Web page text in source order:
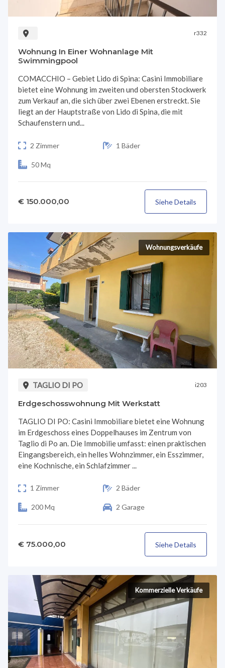
r332
Wohnung In Einer Wohnanlage Mit
Swimmingpool
COMACCHIO – Gebiet Lido di Spina: Casini Immobiliare
bietet eine Wohnung im zweiten und obersten Stockwerk
zum Verkauf an, die sich über zwei Ebenen erstreckt. Sie
liegt an der Hauptstraße von Lido di Spina, die mit
Schaufenstern und...
2 Zimmer 1 Bäder
50 Mq
€ 150.000,00 Siehe Details
Wohnungsverkäufe
TAGLIO DI PO i203
Erdgeschosswohnung Mit Werkstatt
TAGLIO DI PO: Casini Immobiliare bietet eine Wohnung
im Erdgeschoss eines Doppelhauses im Zentrum von
Taglio di Po an. Die Immobilie umfasst: einen praktischen
Eingangsbereich, ein helles Wohnzimmer, ein Esszimmer,
eine Kochnische, ein Schlafzimmer ...
1 Zimmer 2 Bäder
200 Mq 2 Garage
€ 75.000,00 Siehe Details
Kommerzielle Verkäufe